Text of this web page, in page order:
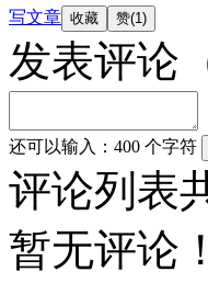
写文章
发表评论
还可以输入： 400 个字符
评论列表
暂无评论！